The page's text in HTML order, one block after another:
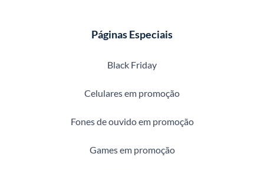
Páginas Especiais
Black Friday
Celulares em promoção
Fones de ouvido em promoção
Games em promoção